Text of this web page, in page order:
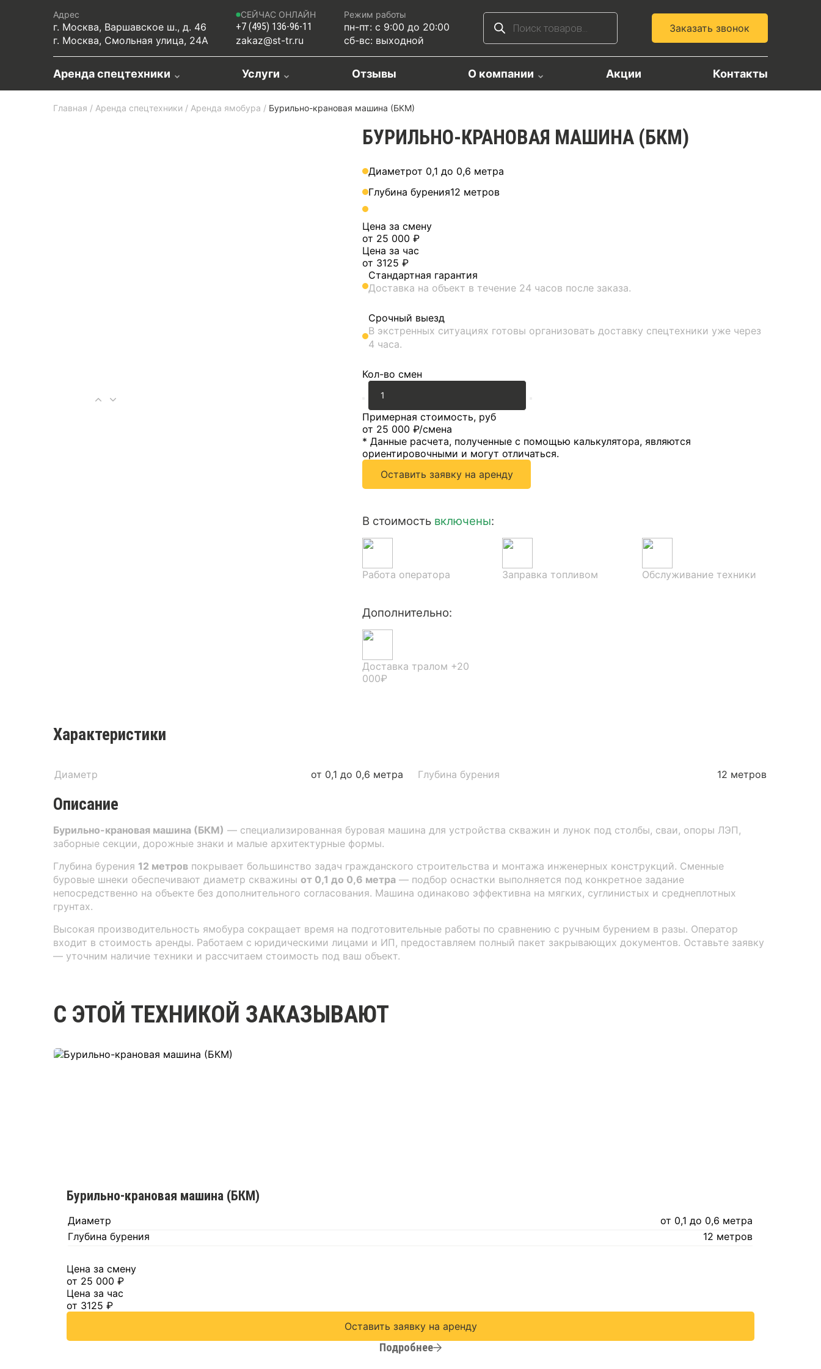
Адрес
г. Москва, Варшавское ш., д. 46
г. Москва, Смольная улица, 24А
СЕЙЧАС ОНЛАЙН
+7 (495) 136-96-11
zakaz@st-tr.ru
Режим работы
пн-пт: с 9:00 до 20:00
сб-вс: выходной
Заказать звонок
Аренда спецтехники Услуги Отзывы О компании Акции Контакты
Главная / Аренда спецтехники / Аренда ямобура / Бурильно-крановая машина (БКМ)
БУРИЛЬНО-КРАНОВАЯ МАШИНА (БКМ)
Диаметрот 0,1 до 0,6 метра
Глубина бурения12 метров
Цена за смену
от 25 000 ₽
Цена за час
от 3125 ₽
Стандартная гарантия
Доставка на объект в течение 24 часов после заказа.
Срочный выезд
В экстренных ситуациях готовы организовать доставку спецтехники уже через
4 часа.
Кол-во смен
Примерная стоимость, руб
от 25 000 ₽/смена
* Данные расчета, полученные с помощью калькулятора, являются
ориентировочными и могут отличаться.
Оставить заявку на аренду
В стоимость включены:
Работа оператора Заправка топливом Обслуживание техники
Дополнительно:
Доставка тралом +20
000₽
Характеристики
Диаметр от 0,1 до 0,6 метра Глубина бурения 12 метров
Описание
Бурильно-крановая машина (БКМ) — специализированная буровая машина для устройства скважин и лунок под столбы, сваи, опоры ЛЭП,
заборные секции, дорожные знаки и малые архитектурные формы.
Глубина бурения 12 метров покрывает большинство задач гражданского строительства и монтажа инженерных конструкций. Сменные
буровые шнеки обеспечивают диаметр скважины от 0,1 до 0,6 метра — подбор оснастки выполняется под конкретное задание
непосредственно на объекте без дополнительного согласования. Машина одинаково эффективна на мягких, суглинистых и среднеплотных
грунтах.
Высокая производительность ямобура сокращает время на подготовительные работы по сравнению с ручным бурением в разы. Оператор
входит в стоимость аренды. Работаем с юридическими лицами и ИП, предоставляем полный пакет закрывающих документов. Оставьте заявку
— уточним наличие техники и рассчитаем стоимость под ваш объект.
С ЭТОЙ ТЕХНИКОЙ ЗАКАЗЫВАЮТ
Бурильно-крановая машина (БКМ)
Диаметр
от 0,1 до 0,6 метра
Глубина бурения
12 метров
Цена за смену
от 25 000 ₽
Цена за час
от 3125 ₽
Оставить заявку на аренду
Подробнее